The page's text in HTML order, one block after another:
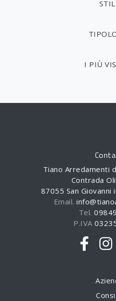
I PIÙ
Tiano Arredamenti
Contrada
87055 San Giovanni
Email.
Tel.
P.IVA